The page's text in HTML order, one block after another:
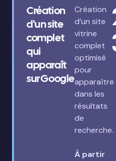
Création
d'un site
complet
qui
apparaît
sur Google
Création
d’un site
vitrine
complet
optimisé
pour
apparaître
dans les
résultats
de
recherche.
À partir